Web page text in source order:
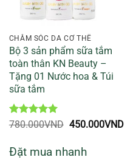
CHĂM SÓC DA CƠ THỂ
Bộ 3 sản phẩm sữa tắm
toàn thân KN Beauty –
Tặng 01 Nước hoa & Túi
sữa tắm
Được xếp
780.000VND Giá
780.000VND.
450.000VNDGiá
Đặt mua nhanh